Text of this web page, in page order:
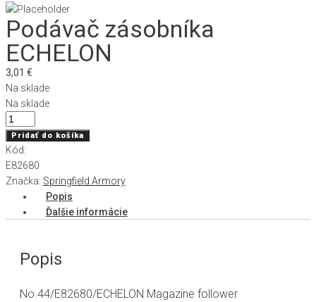
Podávač zásobníka
ECHELON
3,01 €
Na sklade
Na sklade
množstvo
Podávač
zásobníka
ECHELON
Pridať do košíka
Kód:
E82680
Značka: Springfield Armory
Popis
Ďalšie informácie
Popis
No.44/E82680/ECHELON Magazine follower